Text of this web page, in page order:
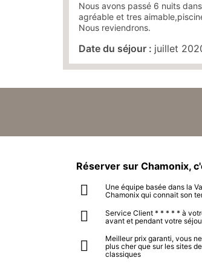
Nous avons passé 6 nuits
agréable et tres
Nous reviendrons.
Date du séjour : juillet
Réserver sur Chamonix,
Une équipe basée dans la
Chamonix qui connait son
Service Client * * * * * à
avant et pendant votre
Meilleur prix garanti, vous
plus cher que sur les sites
classiques